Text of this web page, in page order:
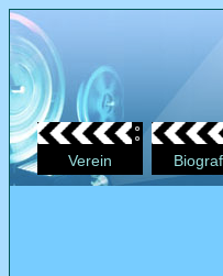
Verein